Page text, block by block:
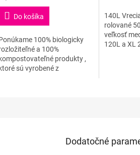
Do košíka
100% biologicky
a 100%
kompostovateľné produkty ,
ktoré sú vyrobené z
5
hviezdičiek.
140L
rolované
veľkosť
120L a XL
Dodatočné